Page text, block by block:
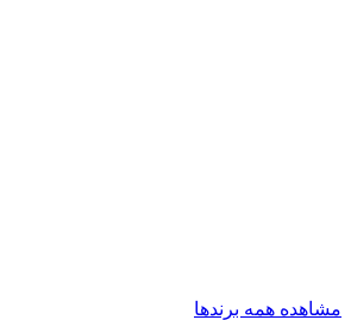
مشاهده همه برندها